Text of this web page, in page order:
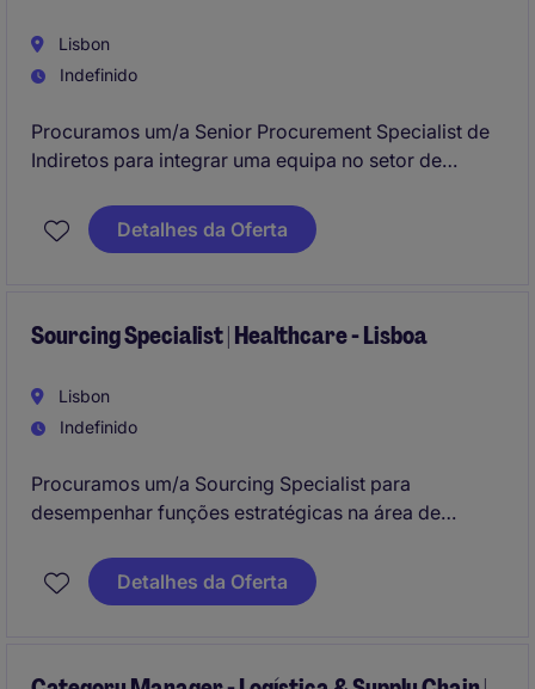
Lisbon
Indefinido
Procuramos um/a Senior Procurement Specialist de
Indiretos para integrar uma equipa no setor de
responsável pela gestão de processos de aquisição
indireta, garantindo eficiência e conformidade com
Detalhes da Oferta
Sourcing Specialist | Healthcare - Lisboa
Lisbon
Indefinido
Procuramos um/a Sourcing Specialist para
desempenhar funções estratégicas na área de
quem tem experiência e conhecimento na gestão de
contratos e aquisição de bens e serviços.
Detalhes da Oferta